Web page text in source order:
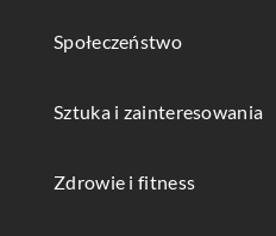
Społeczeństwo
Sztuka i zainteresowania
Zdrowie i fitness